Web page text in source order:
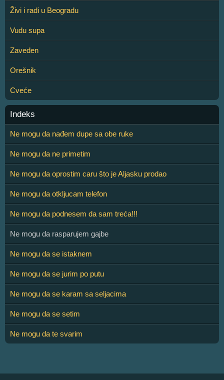
Živi i radi u Beogradu
Vudu supa
Zaveden
Orešnik
Cveće
Indeks
Ne mogu da nađem dupe sa obe ruke
Ne mogu da ne primetim
Ne mogu da oprostim caru što je Aljasku prodao
Ne mogu da otkljucam telefon
Ne mogu da podnesem da sam treća!!!
Ne mogu da rasparujem gajbe
Ne mogu da se istaknem
Ne mogu da se jurim po putu
Ne mogu da se karam sa seljacima
Ne mogu da se setim
Ne mogu da te svarim